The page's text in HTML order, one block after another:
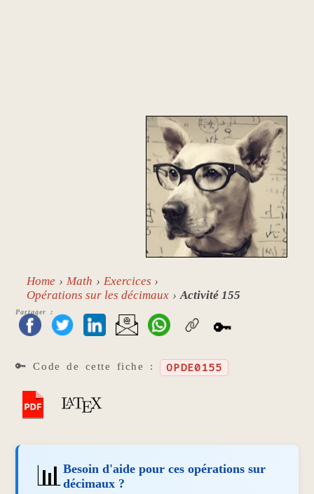
Home Math
Exercices
Opérations sur les décimaux
Activité 155
Partager :
🔑
🔑 Code de cette fiche : OPDE0155
📊Besoin d'aide pour ces opérations sur
décimaux ?